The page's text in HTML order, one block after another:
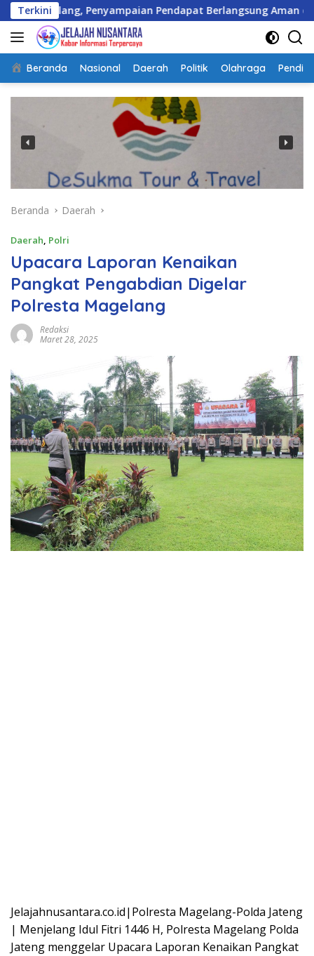
Langsung
ke
konten
Terkini Pendapat Berlangsung Aman dan Kondusif
Beranda Nasional Daerah Politik Olahraga
Beranda Daerah
Daerah, Polri
Upacara Laporan Kenaikan
Pangkat Pengabdian Digelar
Polresta Magelang
Redaksi
Maret 28, 2025
Jelajahnusantara.co.id|Polresta Magelang-Polda Jateng
| Menjelang Idul Fitri 1446 H, Polresta Magelang Polda
Jateng menggelar Upacara Laporan Kenaikan Pangkat